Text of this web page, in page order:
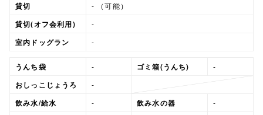
貸切 - （可能）
貸切(オフ会利用) -
室内ドッグラン -
うんち袋 - ゴミ箱(うんち) -
おしっこじょうろ -
飲み水/給水 - 飲み水の器 -